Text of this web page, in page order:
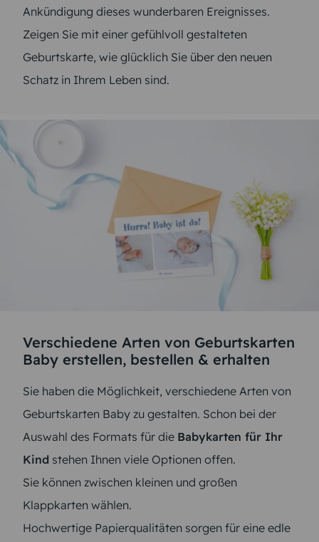
Ankündigung dieses wunderbaren Ereignisses.
Zeigen Sie mit einer gefühlvoll gestalteten
Geburtskarte, wie glücklich Sie über den neuen
Schatz in Ihrem Leben sind.
Verschiedene Arten von Geburtskarten
Baby erstellen, bestellen & erhalten
Sie haben die Möglichkeit, verschiedene Arten von
Geburtskarten Baby zu gestalten. Schon bei der
Auswahl des Formats für die Babykarten für Ihr
Kind stehen Ihnen viele Optionen offen.
Sie können zwischen kleinen und großen
Klappkarten wählen.
Hochwertige Papierqualitäten sorgen für eine edle